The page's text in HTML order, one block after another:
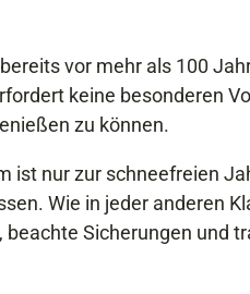
vor mehr als 100
keine besonderen
zu können.
ist nur zur schneefreien
Wie in jeder anderen
Sicherungen und